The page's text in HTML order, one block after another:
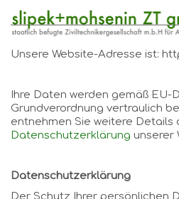
Unsere Website-Adresse ist:
Ihre Daten werden gemäß EU-
Grundverordnung vertraulich
entnehmen Sie weitere Details
Datenschutzerklärung unserer
Datenschutzerklärung
Der Schutz Ihrer persönlichen